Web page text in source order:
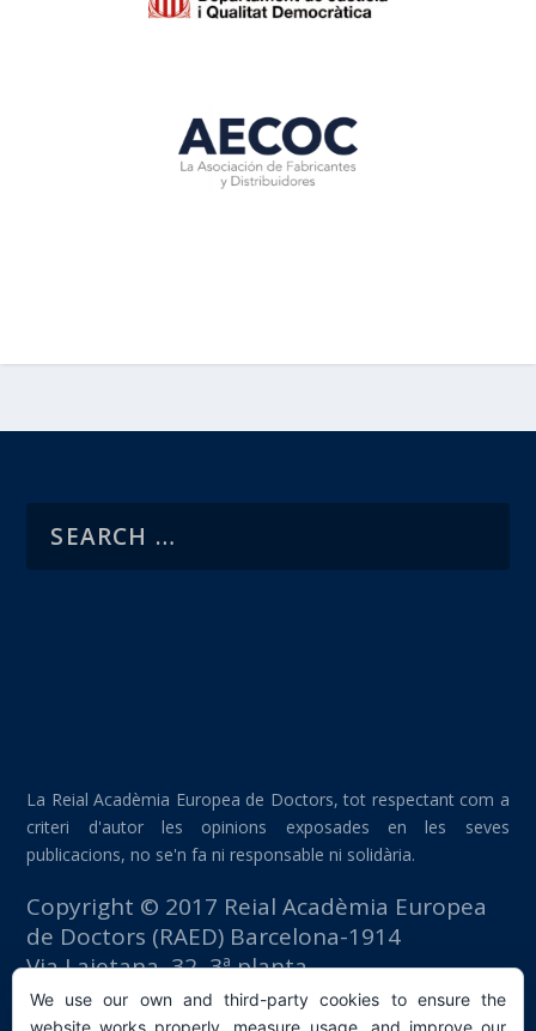
La Reial Acadèmia Europea de Doctors, tot respectant com a
criteri d'autor les opinions exposades en les seves
publicacions, no se'n fa ni responsable ni solidària.
Copyright © 2017 Reial Acadèmia Europea
de Doctors (RAED) Barcelona-1914
Via Laietana, 32, 3ª planta
Edifici Foment del Treball
We use our own and third-party cookies to ensure the
website works properly, measure usage, and improve our